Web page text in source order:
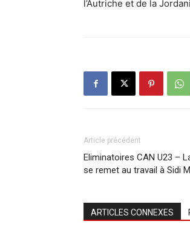
l’Autriche et de la
Article précédent
Eliminatoires CAN U23 –
se remet au travail à Sidi
ARTICLES CONNEXES